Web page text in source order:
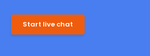
Start live chat